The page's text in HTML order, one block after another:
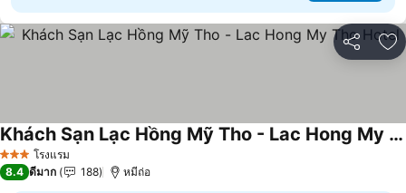
แชร์ เ
3 ดาว โรงแรม
Khách Sạn Lạc Hồng Mỹ Tho - Lac Hong My Tho Hotel
ดูราคา
8.4 ดีมาก 188 หมีถ่อ